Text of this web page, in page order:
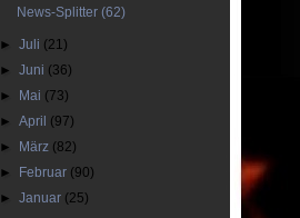
News-Splitter (62)
►Juli (21)
►Juni (36)
►
Mai (73)
►April (97)
►
März (82)
►
Februar (90)
►Januar (25)